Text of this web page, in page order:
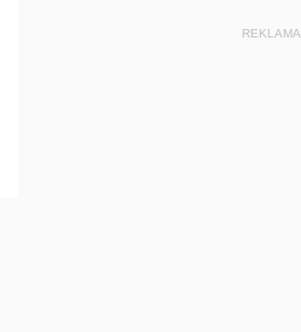
REKLAMA